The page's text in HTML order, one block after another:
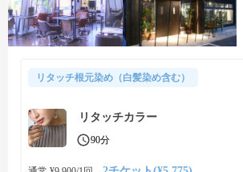
リタッチ根元染め（白髪染め含む）
リタッチカラー
90分